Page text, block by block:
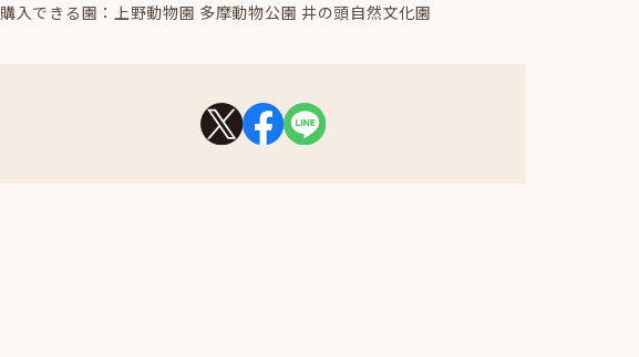
購入できる園：上野動物園 多摩動物公園 井の頭自然文化園